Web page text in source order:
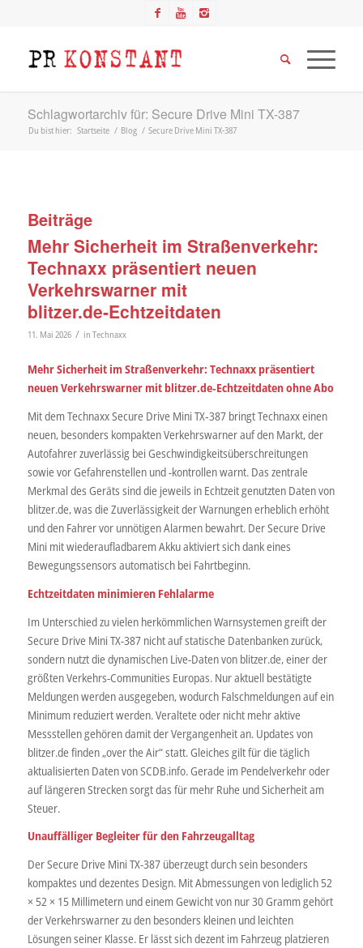
Schlagwortarchiv für: Secure Drive Mini TX-387
Du bist hier: Startseite / Blog / Secure Drive Mini TX-387
Beiträge
Mehr Sicherheit im Straßenverkehr:
Technaxx präsentiert neuen
Verkehrswarner mit
blitzer.de‑Echtzeitdaten
11. Mai 2026 / in Technaxx
Mehr Sicherheit im Straßenverkehr: Technaxx präsentiert
neuen Verkehrswarner mit blitzer.de‑Echtzeitdaten ohne Abo
Mit dem Technaxx Secure Drive Mini TX‑387 bringt Technaxx einen
neuen, besonders kompakten Verkehrswarner auf den Markt, der
Autofahrer zuverlässig bei Geschwindigkeitsüberschreitungen
sowie vor Gefahrenstellen und -kontrollen warnt. Das zentrale
Merkmal des Geräts sind die jeweils in Echtzeit genutzten Daten von
blitzer.de, was die Zuverlässigkeit der Warnungen erheblich erhöht
und den Fahrer vor unnötigen Alarmen bewahrt. Der Secure Drive
Mini mit wiederaufladbarem Akku aktiviert sich dank eines
Bewegungssensors automatisch bei Fahrtbeginn.
Echtzeitdaten minimieren Fehlalarme
Im Unterschied zu vielen herkömmlichen Warnsystemen greift der
Secure Drive Mini TX-387 nicht auf statische Datenbanken zurück,
sondern nutzt die dynamischen Live-Daten von blitzer.de, einer der
größten Verkehrs-Communities Europas. Nur aktuell bestätigte
Meldungen werden ausgegeben, wodurch Falschmeldungen auf ein
Minimum reduziert werden. Veraltete oder nicht mehr aktive
Messstellen gehören damit der Vergangenheit an. Updates von
blitzer.de finden „over the Air“ statt. Gleiches gilt für die täglich
aktualisierten Daten von SCDB.info. Gerade im Pendelverkehr oder
auf längeren Strecken sorgt das für mehr Ruhe und Sicherheit am
Steuer.
Unauffälliger Begleiter für den Fahrzeugalltag
Der Secure Drive Mini TX-387 überzeugt durch sein besonders
kompaktes und dezentes Design. Mit Abmessungen von lediglich 52
× 52 × 15 Millimetern und einem Gewicht von nur 30 Gramm gehört
der Verkehrswarner zu den besonders kleinen und leichten
Lösungen seiner Klasse. Er lässt sich dezent im Fahrzeug platzieren